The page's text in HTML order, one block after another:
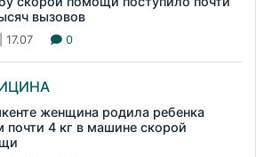
вызовов
17.07 0
женщина родила ребенка
почти 4 кг в машине скорой